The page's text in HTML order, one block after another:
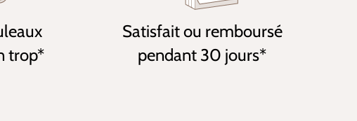
trop*
Satisfait ou remboursé
pendant 30 jours*